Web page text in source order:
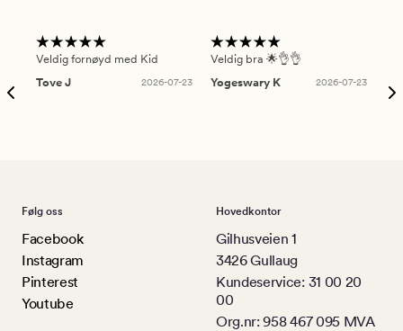
Veldig fornøyd med Kid
Tove J
2026-07-23
Veldig bra 🌟👌👌
Yogeswary K
2026-07-23
Følg oss
Facebook
Instagram
Pinterest
Youtube
Hovedkontor
Gilhusveien 1
3426 Gullaug
Kundeservice: 31 00 20
00
Org.nr: 958 467 095 MVA